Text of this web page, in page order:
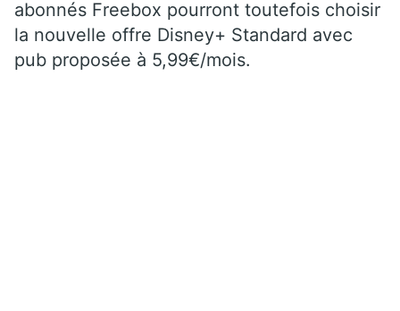
abonnés Freebox pourront toutefois choisir
la nouvelle offre Disney+ Standard avec
pub proposée à 5,99€/mois.